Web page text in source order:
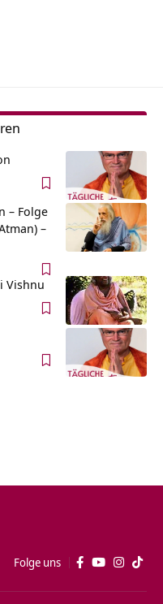
– Folge
–
Vishnu
Folge uns